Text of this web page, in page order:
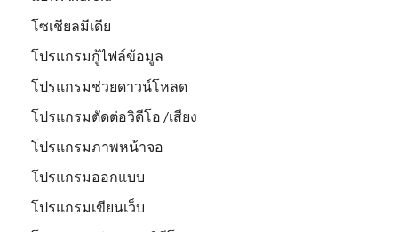
โซเชียลมีเดีย
โปรแกรมกู้ไฟล์ข้อมูล
โปรแกรมช่วยดาวน์โหลด
โปรแกรมตัดต่อวิดีโอ /เสียง
โปรแกรมภาพหน้าจอ
โปรแกรมออกแบบ
โปรแกรมเขียนเว็บ